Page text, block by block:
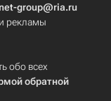
group@ria.ru
рекламы
обо всех
обратной